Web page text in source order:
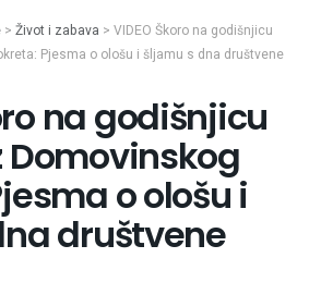
> Život i zabava > VIDEO Škoro na godišnjicu
Pjesma o ološu i šljamu s dna društvene
na godišnjicu
Domovinskog
o ološu i
društvene